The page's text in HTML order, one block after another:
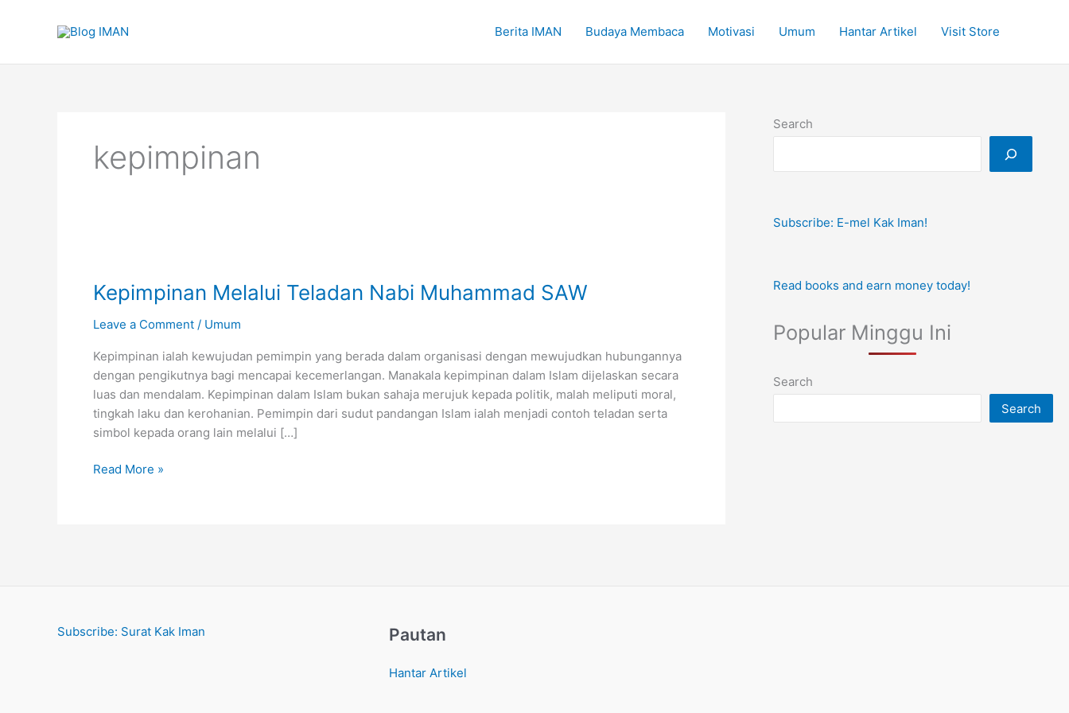
Berita IMAN Budaya Membaca Motivasi Umum Hantar Artikel Visit Store
kepimpinan
Kepimpinan Melalui Teladan Nabi Muhammad SAW
Leave a Comment / Umum
Kepimpinan ialah kewujudan pemimpin yang berada dalam organisasi dengan mewujudkan hubungannya
dengan pengikutnya bagi mencapai kecemerlangan. Manakala kepimpinan dalam Islam dijelaskan secara
luas dan mendalam. Kepimpinan dalam Islam bukan sahaja merujuk kepada politik, malah meliputi moral,
tingkah laku dan kerohanian. Pemimpin dari sudut pandangan Islam ialah menjadi contoh teladan serta
simbol kepada orang lain melalui […]
Kepimpinan
Read More »
Search
Subscribe: E-mel Kak Iman!
Read books and earn money today!
Popular Minggu Ini
Search
Search
Subscribe: Surat Kak Iman Pautan
Hantar Artikel